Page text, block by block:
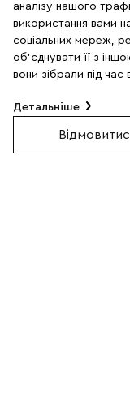
аналізу нашого
використання вами
соціальних мереж,
об'єднувати її з
вони зібрали під час
Детальніше